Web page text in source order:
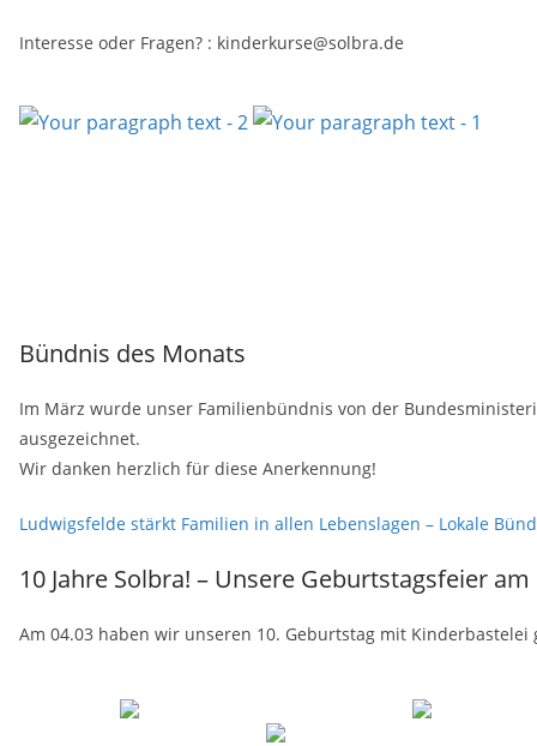
Interesse oder Fragen? : kinderkurse@solbra.de
Bündnis des Monats
Im März wurde unser Familienbündnis von der
ausgezeichnet.
Wir danken herzlich für diese Anerkennung!
Ludwigsfelde stärkt Familien in allen Lebenslagen – Lokale
10 Jahre Solbra! – Unsere Geburtstagsfeier am
Am 04.03 haben wir unseren 10. Geburtstag mit Kinderbastelei